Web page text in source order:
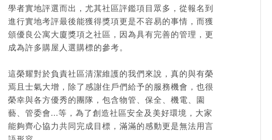
學者實地評選而出，尤其社區評鑑項目眾多，從報名到
進行實地考評最後能獲得獎項更是不容易的事情，而獲
頒優良公寓大廈獎項之社區，因為具有完善的管理，更
成為許多購屋人選購標的參考。
這榮耀對於負責社區清潔維護的我們來說，真的與有榮
焉且士氣大增，除了感謝住戶們給予的服務機會，也很
榮幸與各方優秀的團隊，包含物管、保全、機電、園
藝、管委會...等，為了創造社區安全及美好環境，大家
能夠齊心協力共同完成目標，滿滿的感動更是無法用言